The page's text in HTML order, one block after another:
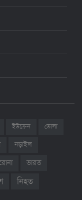
ইউক্রেন
ভোলা
নড়াইল
ভারত
নিহত